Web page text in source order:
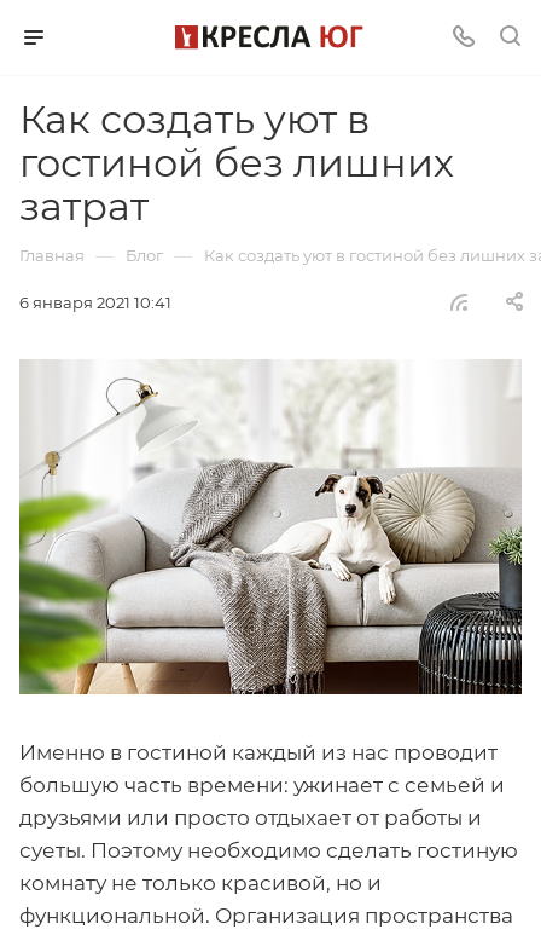
Как создать уют в
гостиной без лишних
затрат
Главная — Блог — Как создать уют в гостиной без лишних
6 января 2021 10:41
Именно в гостиной каждый из нас проводит
большую часть времени: ужинает с семьей и
друзьями или просто отдыхает от работы и
суеты. Поэтому необходимо сделать гостиную
комнату не только красивой, но и
функциональной. Организация пространства